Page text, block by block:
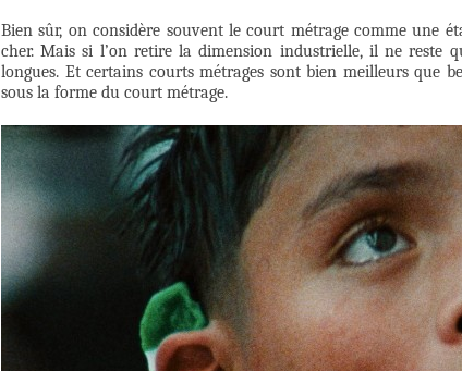
Bien sûr, on considère souvent le court métrage comme une
cher. Mais si l’on retire la dimension industrielle, il ne reste
longues. Et certains courts métrages sont bien meilleurs que
sous la forme du court métrage.